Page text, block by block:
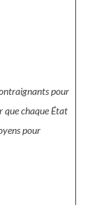
pour
que chaque État
pour